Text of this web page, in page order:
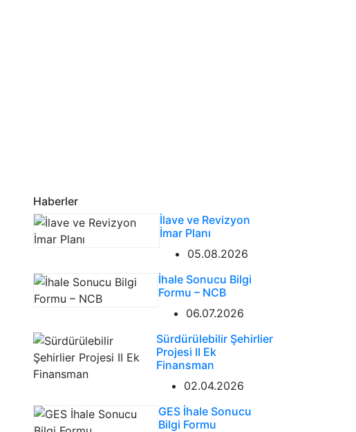
Haberler
İlave ve Revizyon
İmar Planı
05.08.2026
İhale Sonucu Bilgi
Formu – NCB
06.07.2026
Sürdürülebilir Şehirlier
Projesi II Ek
Finansman
02.04.2026
GES İhale Sonucu
Bilgi Formu